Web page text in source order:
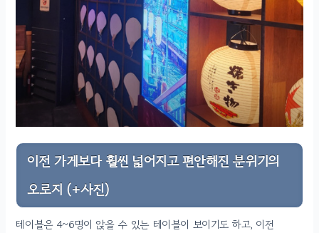
이전 가게보다 훨씬 넓어지고 편안해진 분위기의
오로지 (+사진)
테이블은 4~6명이 앉을 수 있는 테이블이 보이기도 하고, 이전